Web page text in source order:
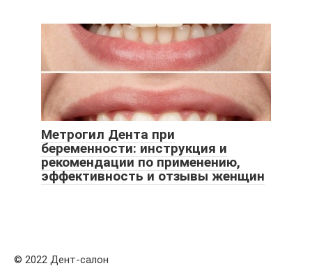
Метрогил Дента при
беременности: инструкция и
рекомендации по применению,
эффективность и отзывы женщин
© 2022 Дент-салон